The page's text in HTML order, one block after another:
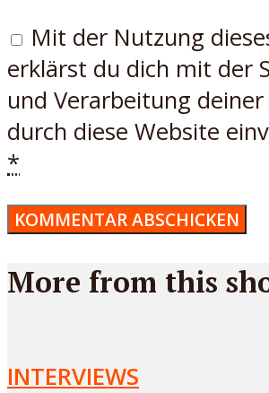
Mit der Nutzung
erklärst du dich mit der
und Verarbeitung
durch diese Website
*
More from this
INTERVIEWS